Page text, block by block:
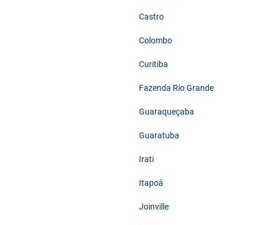
Castro
Colombo
Curitiba
Fazenda Rio Grande
Guaraqueçaba
Guaratuba
Irati
Itapoá
Joinville